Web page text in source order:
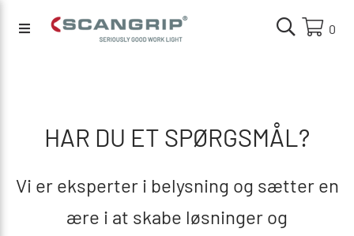
0
HAR DU ET SPØRGSMÅL?
Vi er eksperter i belysning og sætter en
ære i at skabe løsninger og